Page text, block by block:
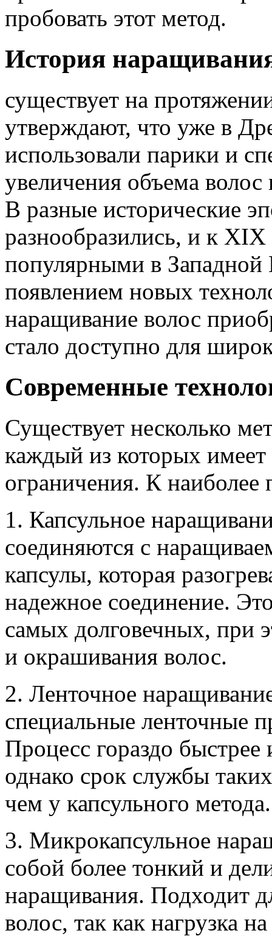
пробовать этот метод.
История
существует на
утверждают, что уже в
использовали парики и
увеличения объема
В разные исторические
разнообразились, и к
популярными в Западной
появлением новых
наращивание волос
стало доступно для
Современные
Существует несколько
каждый из которых
ограничения. К
1. Капсульное
соединяются с
капсулы, которая
надежное соединение.
самых долговечных, при
и окрашивания волос.
2. Ленточное
специальные ленточные
Процесс гораздо
однако срок службы
чем у капсульного метода.
3. Микрокапсульное
собой более тонкий и
наращивания. Подходит
волос, так как нагрузка